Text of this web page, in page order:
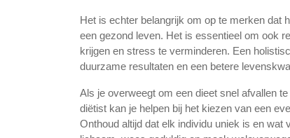
Het is echter belangrijk om op te merken dat
een gezond leven. Het is essentieel om ook
krijgen en stress te verminderen. Een
duurzame resultaten en een betere
Als je overweegt om een dieet snel afvallen
diëtist kan je helpen bij het kiezen van een
Onthoud altijd dat elk individu uniek is en